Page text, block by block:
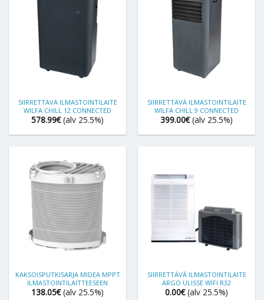
SIIRRETTÄVÄ ILMASTOINTILAITE
WILFA CHILL 12 CONNECTED
578.99€ (alv 25.5%)
SIIRRETTÄVÄ ILMASTOINTILAITE
WILFA CHILL 9 CONNECTED
399.00€ (alv 25.5%)
KAKSOISPUTKISARJA MIDEA MPPT
ILMASTOINTILAITTEESEEN
138.05€ (alv 25.5%)
SIIRRETTÄVÄ ILMASTOINTILAITE
ARGO ULISSE WIFI R32
0.00€ (alv 25.5%)